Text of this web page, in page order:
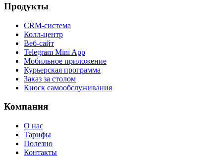
Продукты
CRM-система
Колл-центр
Веб-сайт
Telegram Mini App
Мобильное приложение
Курьерская программа
Заказ за столом
Киоск самообслуживания
Компания
О нас
Тарифы
Полезно
Контакты